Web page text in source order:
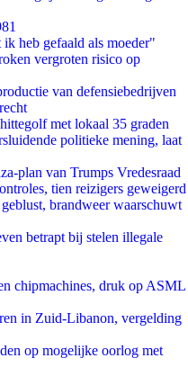
heb gefaald als moeder"
vergroten risico op
van defensiebedrijven
met lokaal 35 graden
politieke mening, laat
plan van Trumps Vredesraad
tien reizigers geweigerd
brandweer waarschuwt
betrapt bij stelen illegale
chipmachines, druk op ASML
in Zuid-Libanon, vergelding
op mogelijke oorlog met